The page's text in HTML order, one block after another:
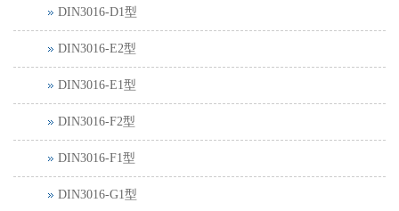
DIN3016-D1型
DIN3016-E2型
DIN3016-E1型
DIN3016-F2型
DIN3016-F1型
DIN3016-G1型